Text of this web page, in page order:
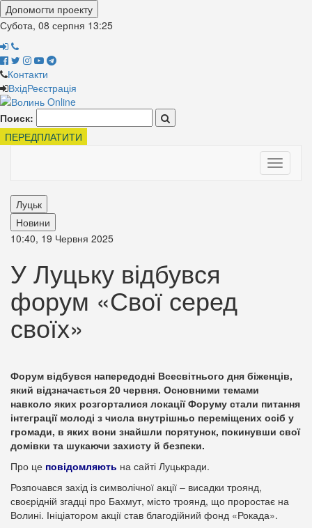
Допомогти проекту
Субота, 08 серпня 13:25
Контакти
ВхідРеєстрація
Поиск:
ПЕРЕДПЛАТИТИ
Toggle
Луцьк
Новини
10:40, 19 Червня 2025
У Луцьку відбувся
форум «Свої серед
своїх»
Форум відбувся напередодні Всесвітнього дня біженців,
який відзначається 20 червня. Основними темами
навколо яких розгорталися локації Форуму стали питання
інтеграції молоді з числа внутрішньо переміщених осіб у
громади, в яких вони знайшли порятунок, покинувши свої
домівки та шукаючи захисту й безпеки.
Про це повідомляють на сайті Луцькради.
Розпочався захід із символічної акції – висадки троянд,
своєрідній згадці про Бахмут, місто троянд, що проростає на
Волині. Ініціатором акції став благодійний фонд «Рокада».